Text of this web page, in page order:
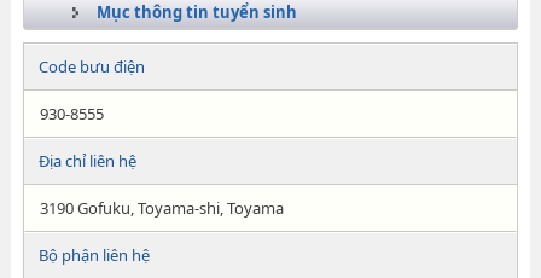
Mục thông tin tuyển sinh
Code bưu điện
930-8555
Địa chỉ liên hệ
3190 Gofuku, Toyama-shi, Toyama
Bộ phận liên hệ